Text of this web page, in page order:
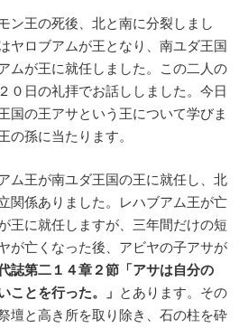
ン王の死後、北と南に分裂しまし
ヤロブアムが王となり、南ユダ王国
ムが王に就任しました。この二人の
０日の礼拝でお話ししました。今日
国の王アサという王について学びま
の孫に当たります。
ム王が南ユダ王国の王に就任し、北
関係ありました。レハブアム王が亡
王に就任しますが、三年間だけの短
が亡くなった後、アビヤの子アサが
誌第二１４章２節「アサは自分の
ことを行った。」 とあります。その
壇と高き所を取り除き、石の柱を砕